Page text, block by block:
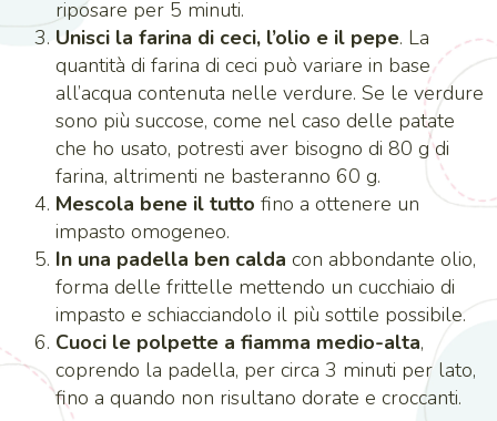
riposare per 5 minuti.
Unisci la farina di ceci, l’olio e il pepe. La
quantità di farina di ceci può variare in base
all’acqua contenuta nelle verdure. Se le verdure
sono più succose, come nel caso delle patate
che ho usato, potresti aver bisogno di 80 g di
farina, altrimenti ne basteranno 60 g.
Mescola bene il tutto fino a ottenere un
impasto omogeneo.
In una padella ben calda con abbondante olio,
forma delle frittelle mettendo un cucchiaio di
impasto e schiacciandolo il più sottile possibile.
Cuoci le polpette a fiamma medio-alta,
coprendo la padella, per circa 3 minuti per lato,
fino a quando non risultano dorate e croccanti.